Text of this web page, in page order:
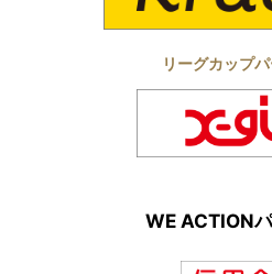
リーグカップ
WE ACTION